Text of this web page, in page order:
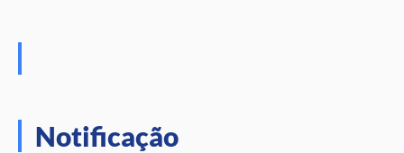
Notificação